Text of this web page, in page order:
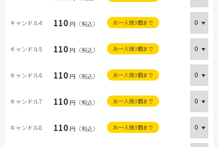
キャンドル4 110円（税込） お一人様3個まで
キャンドル5 110円（税込） お一人様3個まで
キャンドル6 110円（税込） お一人様3個まで
キャンドル7 110円（税込） お一人様3個まで
キャンドル8 110円（税込） お一人様3個まで